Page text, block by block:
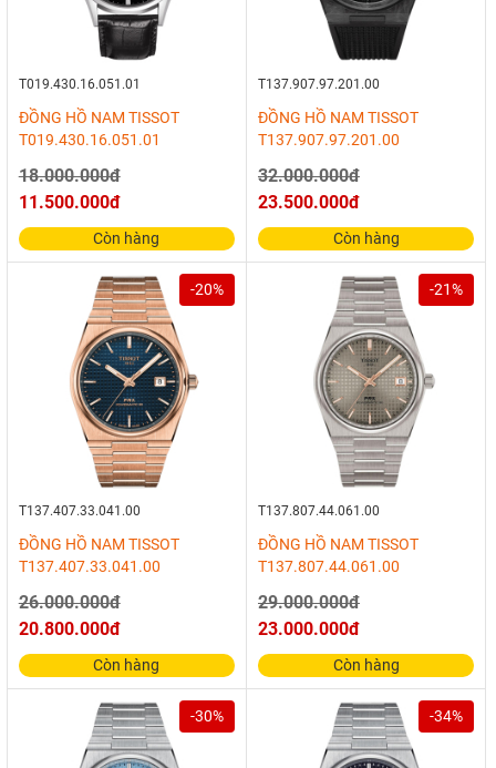
T019.430.16.051.01
ĐỒNG HỒ NAM TISSOT
T019.430.16.051.01
18.000.000đ
11.500.000đ
Còn hàng
T137.907.97.201.00
ĐỒNG HỒ NAM TISSOT
T137.907.97.201.00
32.000.000đ
23.500.000đ
Còn hàng
-20%
T137.407.33.041.00
ĐỒNG HỒ NAM TISSOT
T137.407.33.041.00
26.000.000đ
20.800.000đ
Còn hàng
-21%
T137.807.44.061.00
ĐỒNG HỒ NAM TISSOT
T137.807.44.061.00
29.000.000đ
23.000.000đ
Còn hàng
-30% -34%